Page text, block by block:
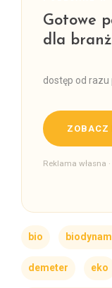
Gotowe
dla
dostęp od razu
ZOBACZ
Reklama własna
bio
demeter eko